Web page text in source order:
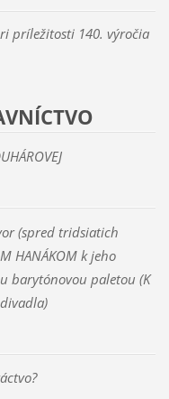
príležitosti 140. výročia
(spred tridsiatich
HANÁKOM k jeho
barytónovou paletou (K